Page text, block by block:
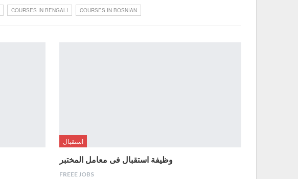
COURSES IN BENGALI COURSES IN BOSNIAN
استقبال
وظيفة استقبال فى معامل المختبر
FREEE JOBS